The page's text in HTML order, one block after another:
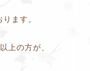
ます。
上の方が、